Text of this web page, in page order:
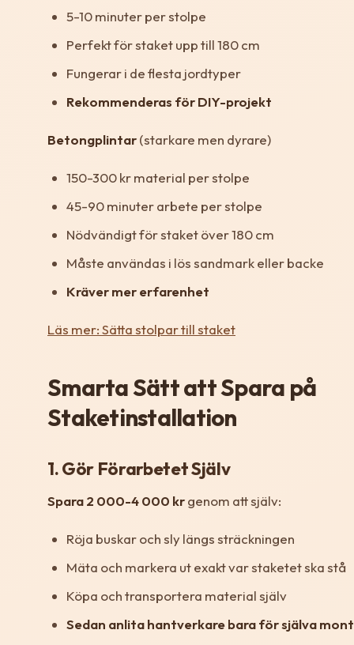
5-10 minuter per stolpe
Perfekt för staket upp till 180 cm
Fungerar i de flesta jordtyper
Rekommenderas för DIY-projekt
Betongplintar(starkare men dyrare)
150-300 kr material per stolpe
45-90 minuter arbete per stolpe
Nödvändigt för staket över 180 cm
Måste användas i lös sandmark eller backe
Kräver mer erfarenhet
Läs mer: Sätta stolpar till staket
Smarta Sätt att Spara på
Staketinstallation
1. Gör Förarbetet Själv
Spara 2 000-4 000 krgenom att själv:
Röja buskar och sly längs sträckningen
Mäta och markera ut exakt var staketet ska stå
Köpa och transportera material själv
Sedan anlita hantverkare bara för själva